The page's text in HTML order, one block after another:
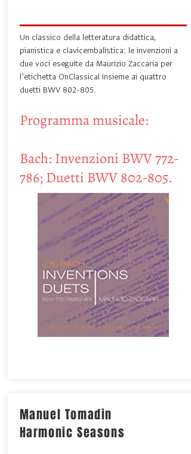
Un classico della letteratura didattica,
pianistica e clavicembalistica: le invenzioni a
due voci eseguite da Maurizio Zaccaria per
l’etichetta OnClassical insieme ai quattro
duetti BWV 802-805.
Programma musicale:
Bach: Invenzioni BWV 772-
786; Duetti BWV 802-805.
Manuel Tomadin
Harmonic Seasons